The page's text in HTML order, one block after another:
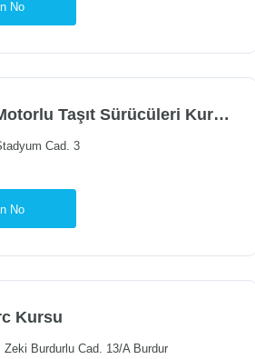
No
Özel Serhan Motorlu Taşıt Sürücüleri Kursu
Cad. 3
No
Kursu
Zeki Burdurlu Cad. 13/A Burdur